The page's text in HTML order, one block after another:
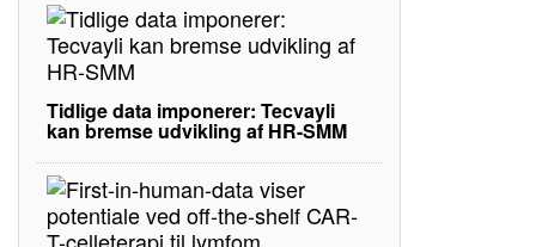
Tidlige data imponerer: Tecvayli
kan bremse udvikling af HR-SMM